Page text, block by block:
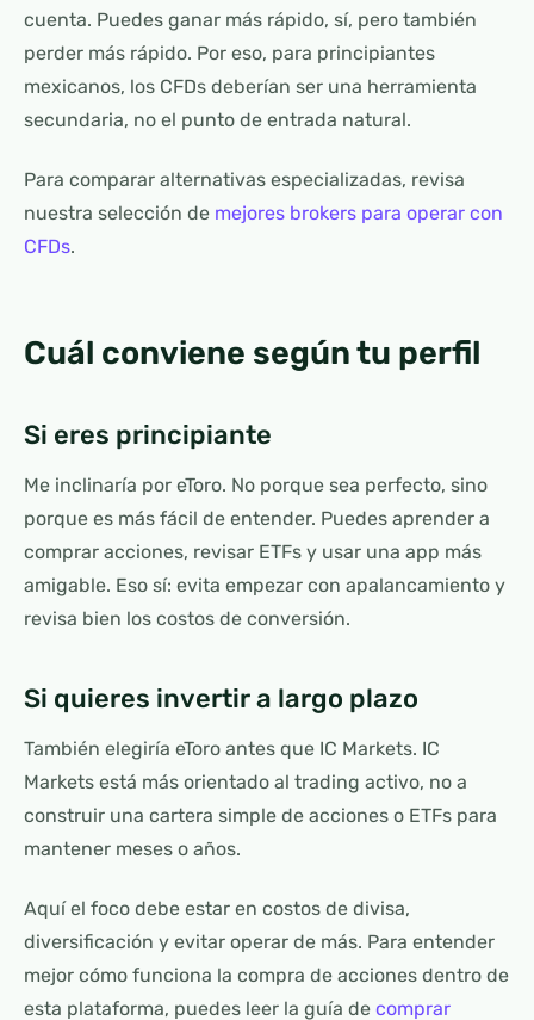
cuenta. Puedes ganar más rápido, sí, pero también
perder más rápido. Por eso, para principiantes
mexicanos, los CFDs deberían ser una herramienta
secundaria, no el punto de entrada natural.
Para comparar alternativas especializadas, revisa
nuestra selección de mejores brokers para operar con
CFDs.
Cuál conviene según tu perfil
Si eres principiante
Me inclinaría por eToro. No porque sea perfecto, sino
porque es más fácil de entender. Puedes aprender a
comprar acciones, revisar ETFs y usar una app más
amigable. Eso sí: evita empezar con apalancamiento y
revisa bien los costos de conversión.
Si quieres invertir a largo plazo
También elegiría eToro antes que IC Markets. IC
Markets está más orientado al trading activo, no a
construir una cartera simple de acciones o ETFs para
mantener meses o años.
Aquí el foco debe estar en costos de divisa,
diversificación y evitar operar de más. Para entender
mejor cómo funciona la compra de acciones dentro de
esta plataforma, puedes leer la guía de comprar